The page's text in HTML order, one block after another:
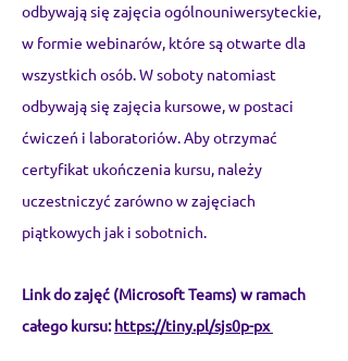
odbywają się zajęcia ogólnouniwersyteckie,
w formie webinarów, które są otwarte dla
wszystkich osób. W soboty natomiast
odbywają się zajęcia kursowe, w postaci
ćwiczeń i laboratoriów.Aby otrzymać
certyfikat ukończenia kursu, należy
uczestniczyć zarówno w zajęciach
piątkowych jak i sobotnich.
Link do zajęć (Microsoft Teams) w ramach
całego kursu:https://tiny.pl/sjs0p-px